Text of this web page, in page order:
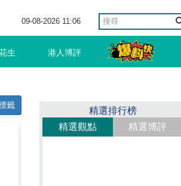
09-08-2026 11:06
生 港人博評
籤
精選排行榜
精選觀點
精選博評